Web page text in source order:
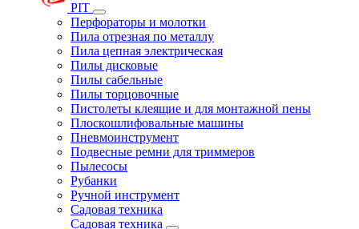
PIT
Перфораторы и молотки
Пила отрезная по металлу
Пила цепная электрическая
Пилы дисковые
Пилы сабельные
Пилы торцовочные
Пистолеты клеящие и для монтажной пены
Плоскошлифовальные машины
Пневмоинструмент
Подвесные ремни для триммеров
Пылесосы
Рубанки
Ручной инструмент
Садовая техника
Садовая техника